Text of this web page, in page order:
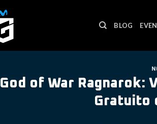
BLOG
God of War Ragnarok:
Gratuito